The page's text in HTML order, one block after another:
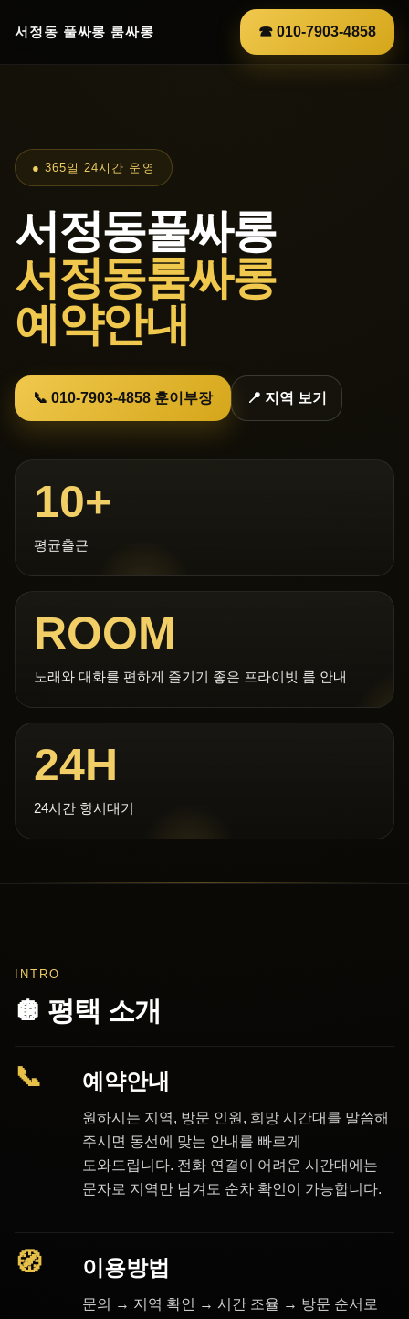
서정동 풀싸롱 룸싸롱 ☎ 010-7903-4858
● 365일 24시간 운영
서정동풀싸롱
서정동룸싸롱
예약안내
📞 010-7903-4858 훈이부장 📍 지역 보기
10+
평균출근
ROOM
노래와 대화를 편하게 즐기기 좋은 프라이빗 룸 안내
24H
24시간 항시대기
INTRO
🪩 평택 소개
📞 예약안내
원하시는 지역, 방문 인원, 희망 시간대를 말씀해
주시면 동선에 맞는 안내를 빠르게
도와드립니다. 전화 연결이 어려운 시간대에는
문자로 지역만 남겨도 순차 확인이 가능합니다.
🧭 이용방법
문의 → 지역 확인 → 시간 조율 → 방문 순서로